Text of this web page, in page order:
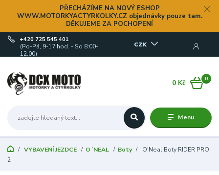
PŘECHÁZÍME NA NOVÝ ESHOP
WWW.MOTORKYACTYRKOLKY.CZ objednávky pouze tam.
DĚKUJEME ZA POCHOPENÍ
Menu
CZK
+420 725 545 401
(Po-Pá, 9-17 hod. - So 8:00-
12:00)
0
0 Kč
VYBAVENÍ JEZDCE O´NEAL Boty
O'Neal Boty RIDER PRO
2